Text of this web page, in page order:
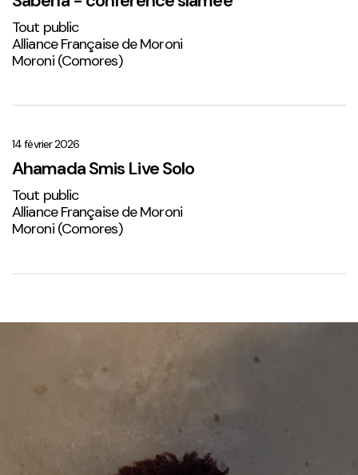
Tout public
Alliance Française de Moroni
Moroni (Comores)
Live
Solo
2
14 février 2026
Ahamada Smis Live Solo
Tout public
Alliance Française de Moroni
Moroni (Comores)